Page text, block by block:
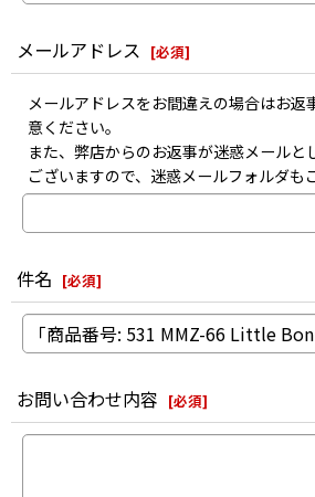
メールアドレス [必須]
メールアドレスをお間違えの場合はお返
意ください。
また、弊店からのお返事が迷惑メールと
ございますので、迷惑メールフォルダも
件名 [必須]
お問い合わせ内容 [必須]